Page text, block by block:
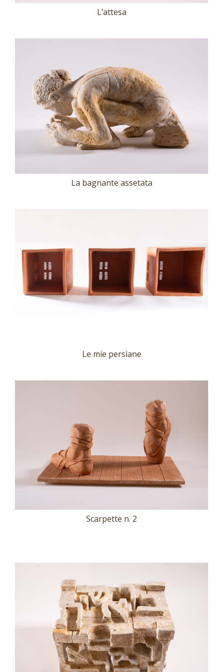
L’attesa
La bagnante assetata
Le mie persiane
Scarpette n. 2